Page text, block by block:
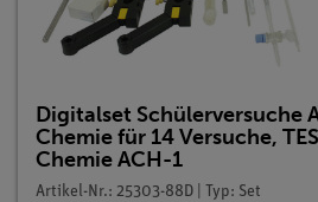
Digitalset Schülerversuche
Chemie für 14 Versuche,
Chemie ACH-1
Artikel-Nr.: 25303-88D | Typ: Set